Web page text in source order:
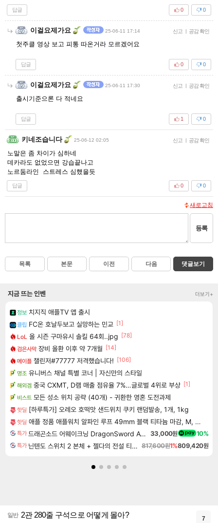
답글 0
0
이걸요제가요 25-06-11 17:14 신고 | 공감 확인
첫주클 영상 보고 피통 따온거라 모르겠어요
답글 0
0
이걸요제가요 25-06-11 17:30 신고 | 공감 확인
출시기준으론 다 적네요
답글 0
1
키네조습니다 25-06-12 02:05 신고 | 공감 확인
노말은 좀 차이가 심하네
데카라도 없었으면 강습끝나고
노르둠라인 스트레스 심했을듯
답글 0
0
새로고침
등록
목록 본문 이전 다음 댓글보기
지금 뜨는 인벤 더보기+
정보 치지직 애플TV 앱 출시
클립 FC온 호날두보고 실망하는 민교 [1]
LoL 올 시즌 구마유시 솔킬 64회..jpg [78]
검은사막 장비 올환 이후 약 7개월 [14]
메이플 챌린저#77777 저격했습니다! [106]
명조 유니버스 채널 특별 코너 | 자신만의 스타일
해외겜 중국 CXMT, D램 매출 점유율 7%…글로벌 4위로 부상 [1]
비스트 모든 성소 위치 공략 (40개) - 귀환한 영혼 도전과제
핫딜 [하루특가] 오레오 호떡맛 샌드위치 쿠키 랜덤발송, 1개, 1kg
핫딜 애플 정품 애플워치 알파인 루프 49mm 블랙 티타늄 마감, M, 라이트 블루
특가 드래곤소드 어웨이크닝 DragonSword Awakening 33,000원 10%
특가 닌텐도 스위치 2 본체 + 젤다의 전설 티어스 오브 더 킹덤 닌텐도 스위치 2 에디션 + 젤다의 전설 브레스 오브 더 와일드 닌텐도 스위치 2 에디션 번들 817,600원1%809,420원
일반 2관 280줄 구석으로 어떻게 몰아? 7